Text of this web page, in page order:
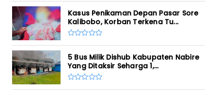
Kasus Penikaman Depan Pasar Sore
Kalibobo, Korban Terkena Tu...
5 Bus Milik Dishub Kabupaten Nabire
Yang Ditaksir Seharga 1,...